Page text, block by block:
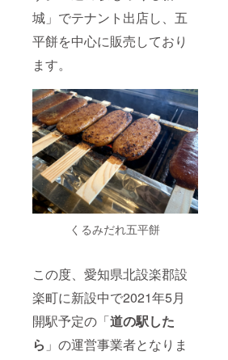
城」でテナント出店し、五
平餅を中心に販売しており
ます。
くるみだれ五平餅
この度、愛知県北設楽郡設
楽町に新設中で2021年5月
開駅予定の「道の駅した
ら 」の運営事業者となりま